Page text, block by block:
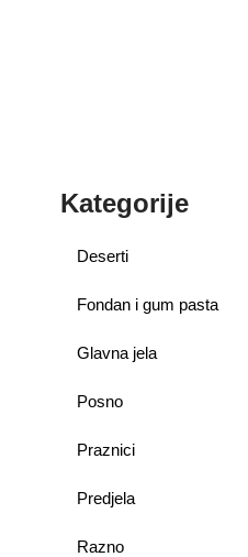
Kategorije
Deserti
Fondan i gum pasta
Glavna jela
Posno
Praznici
Predjela
Razno